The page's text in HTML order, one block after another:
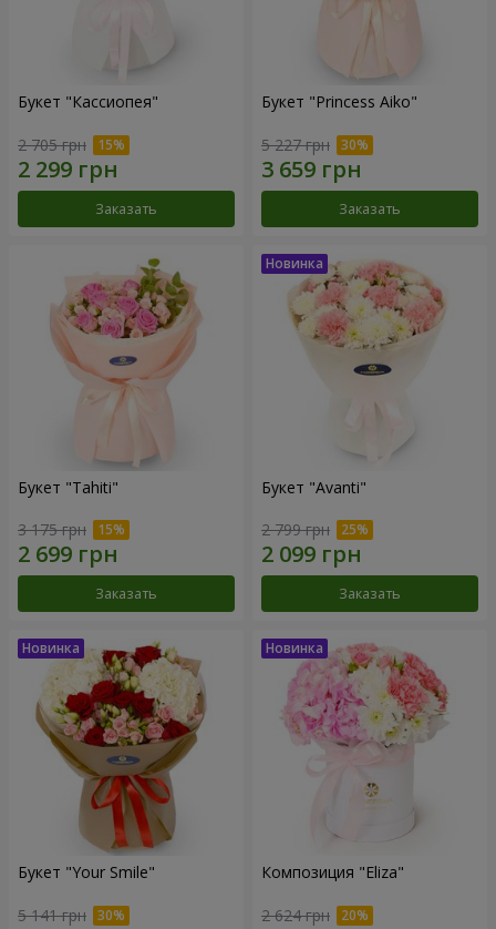
Букет "Кассиопея"
2 705 грн
Заказать
Букет "Princess Aiko"
5 227 грн
Заказать
Букет "Tahiti"
3 175 грн
Заказать
Букет "Avanti"
2 799 грн
Заказать
Букет "Your Smile"
5 141 грн
Композиция "Eliza"
2 624 грн